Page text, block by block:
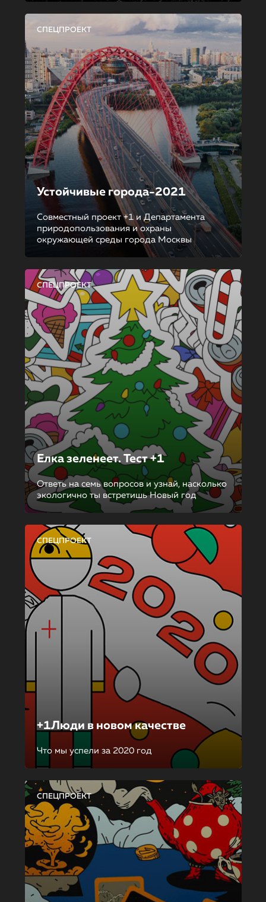
СПЕЦПРОЕКТ
Устойчивые города-2021
Совместный проект +1 и Департамента
природопользования и охраны
окружающей среды города Москвы
СПЕЦПРОЕКТ
Елка зеленеет. Тест +1
Ответь на семь вопросов и узнай, насколько
экологично ты встретишь Новый год
СПЕЦПРОЕКТ
+1Люди в новом качестве
Что мы успели за 2020 год
СПЕЦПРОЕКТ